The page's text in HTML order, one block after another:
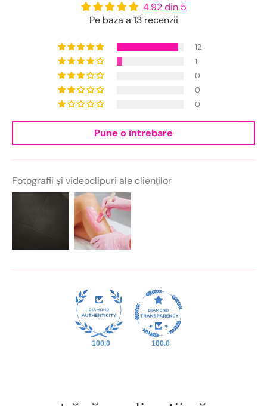
4.92 din 5
Pe baza a 13 recenzii
12
1
0
0
0
Pune o întrebare
Fotografii și videoclipuri ale clienților
100.0 100.0